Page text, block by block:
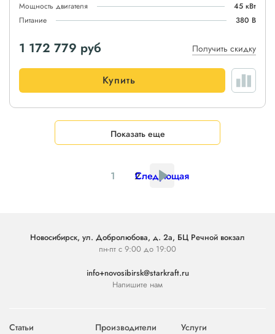
Мощность двигателя
45 кВт
Питание
380 В
1 172 779 руб Получить скидку
Купить
Показать еще
1 2
Следующая
Новосибирск, ул. Добролюбова, д. 2а, БЦ Речной вокзал
пн-пт с 9:00 до 19:00
info+novosibirsk@starkraft.ru
Напишите нам
Статьи Производители Услуги